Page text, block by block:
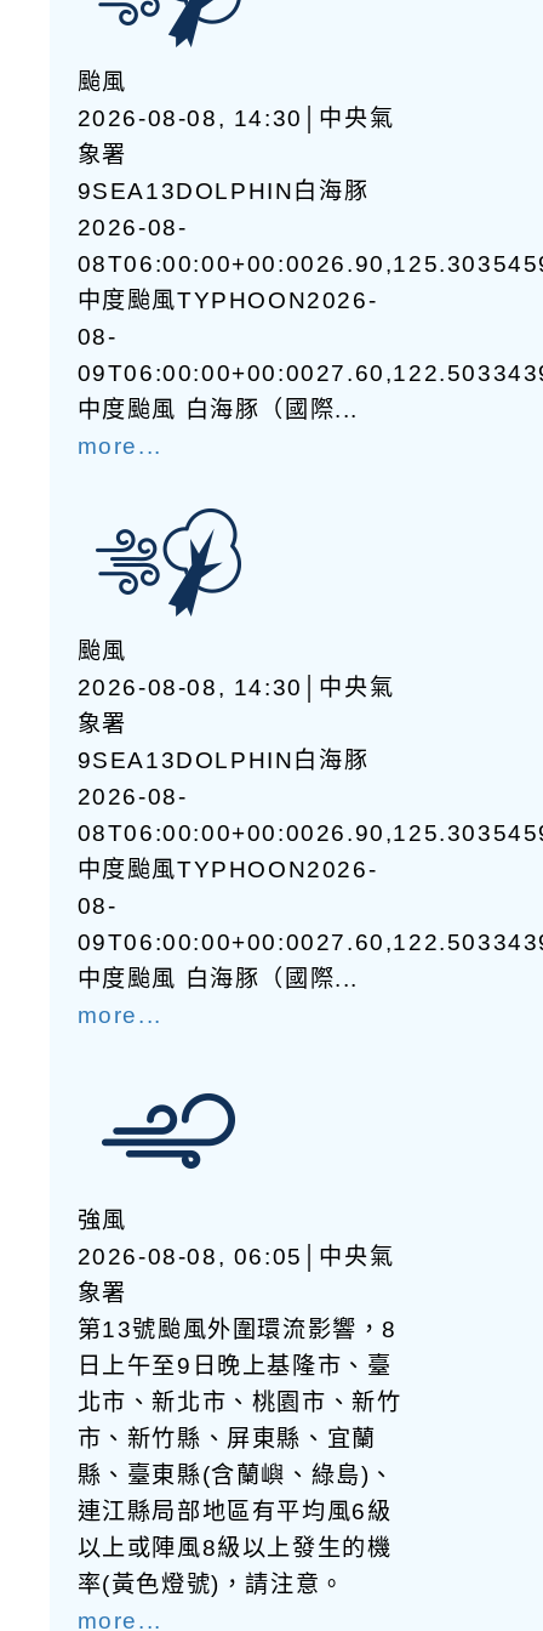
颱風
2026-08-08, 14:30│中央氣
象署
9SEA13DOLPHIN白海豚
2026-08-
中度颱風TYPHOON2026-
08-
中度颱風 白海豚（國際...
more...
颱風
2026-08-08, 14:30│中央氣
象署
9SEA13DOLPHIN白海豚
2026-08-
中度颱風TYPHOON2026-
08-
中度颱風 白海豚（國際...
more...
強風
2026-08-08, 06:05│中央氣
象署
第13號颱風外圍環流影響，8
日上午至9日晚上基隆市、臺
北市、新北市、桃園市、新竹
市、新竹縣、屏東縣、宜蘭
縣、臺東縣(含蘭嶼、綠島)、
連江縣局部地區有平均風6級
以上或陣風8級以上發生的機
率(黃色燈號)，請注意。
more...